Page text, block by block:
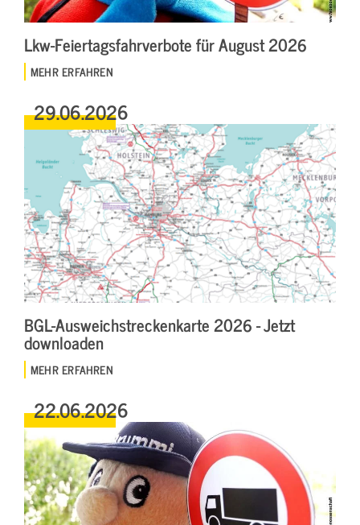
Lkw-Feiertagsfahrverbote für August 2026
MEHR ERFAHREN
29.06.2026
BGL-Ausweichstreckenkarte 2026 - Jetzt
downloaden
MEHR ERFAHREN
22.06.2026